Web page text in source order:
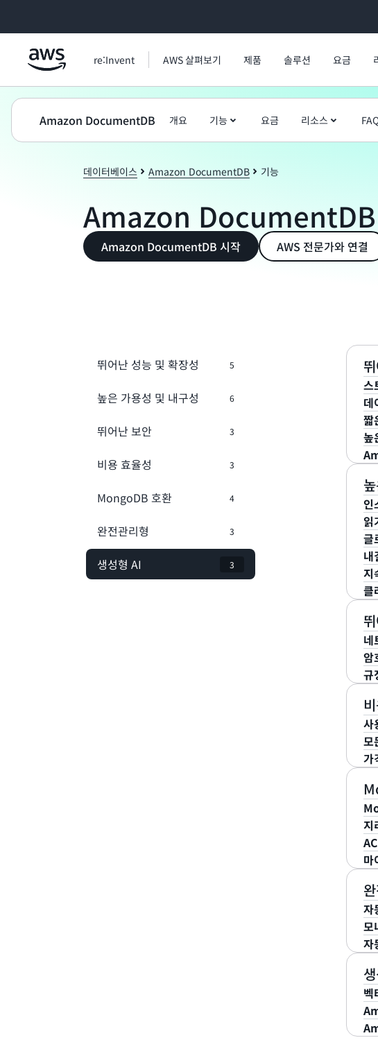
re:Invent AWS 살펴보기 제품 솔루션 요금
Amazon DocumentDB 개요 기능 요금 리소스
데이터베이스 Amazon DocumentDB 기능
Amazon DocumentDB
Amazon DocumentDB 시작 AWS 전문가와 연결
뛰어난 성능 및 확장성 5
높은 가용성 및 내구성 6
뛰어난 보안 3
비용 효율성 3
MongoDB 호환 4
완전관리형 3
생성형 AI 3
스
자
려
데
인
다
짧
최
기
공
량
제
높
이
를
있
또
만
플
인
이
다
되
시
읽
인
개
자
글
제
성
러
사
내
스
토
블
지
구
근
다
습
클
클
로
를
네
크
벽
암
를
스
결
규
하
다.
사
되
지
요.
모
절
불
측
가
한
거
경
스
며
및
지
지
싱
대
원
데
기
마
고
손
에
두
자
새
는
애
습
모
제
수
자
이
벡
인